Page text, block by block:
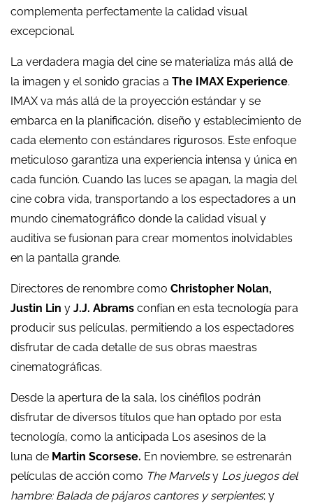
complementa perfectamente la calidad visual
excepcional.
La verdadera magia del cine se materializa más allá de
la imagen y el sonido gracias a The IMAX Experience.
IMAX va más allá de la proyección estándar y se
embarca en la planificación, diseño y establecimiento de
cada elemento con estándares rigurosos. Este enfoque
meticuloso garantiza una experiencia intensa y única en
cada función. Cuando las luces se apagan, la magia del
cine cobra vida, transportando a los espectadores a un
mundo cinematográfico donde la calidad visual y
auditiva se fusionan para crear momentos inolvidables
en la pantalla grande.
Directores de renombre como Christopher Nolan,
Justin Lin y J.J. Abrams confían en esta tecnología para
producir sus películas, permitiendo a los espectadores
disfrutar de cada detalle de sus obras maestras
cinematográficas.
Desde la apertura de la sala, los cinéfilos podrán
disfrutar de diversos títulos que han optado por esta
tecnología, como la anticipada Los asesinos de la
luna de Martin Scorsese. En noviembre, se estrenarán
películas de acción como The Marvelsy Los juegos del
hambre: Balada de pájaros cantores y serpientes; y